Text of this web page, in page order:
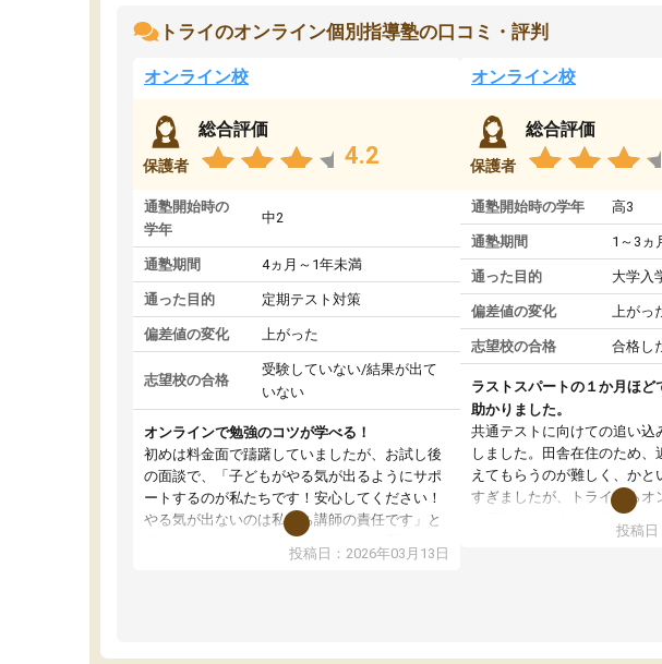
トライのオンライン個別指導塾の口コミ・評判
オンライン校
保護者
総合評価
4.2
通塾開始時の
学年
中2
通塾期間 4ヵ月～1年未満
通った目的 定期テスト対策
偏差値の変化 上がった
志望校の合格
受験していない/結果が出て
いない
オンラインで勉強のコツが学べる！
初めは料金面で躊躇していましたが、お試し後
の面談で、「子どもがやる気が出るようにサポ
ートするのが私たちです！安心してください！
やる気が出ないのは私たち講師の責任です」と
言ってくださり、確かに！と考えて、思い切っ
て入塾しました。英語が苦手だったんですが、
投稿日：2026年03月13日
オンライン校
保護者
総合評価
通塾開始時の学年 高3
通塾期間 1～3ヵ
通った目的 大学入
偏差値の変化 上がっ
志望校の合格 合格し
ラストスパートの１か月ほど
助かりました。
共通テストに向けての追い込
しました。田舎在住のため、
えてもらうのが難しく、かと
すぎましたが、トライならオ
が可能なので本当に助かりま
の内容重視でしたが、娘が
投稿日